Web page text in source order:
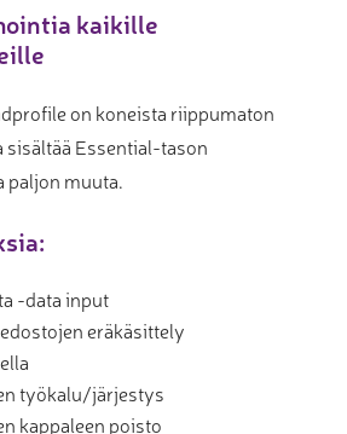
kaikille
on koneista riippumaton
Essential-tason
paljon muuta.
-data input
eräkäsittely
työkalu/järjestys
kappaleen poisto